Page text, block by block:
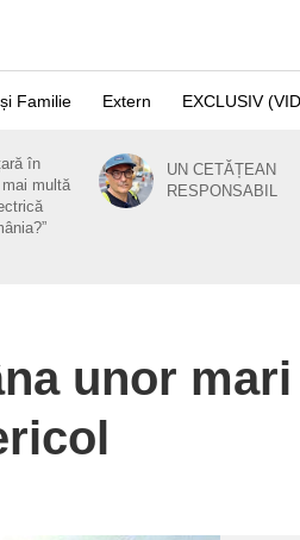
Familie Extern EXCLUSIV
în
multă
UN CETĂȚEAN
RESPONSABIL
unor mari